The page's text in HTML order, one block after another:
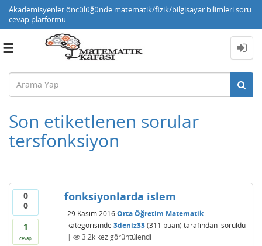
Akademisyenler öncülüğünde matematik/fizik/bilgisayar bilimleri soru
cevap platformu
Toggle
Son etiketlenen sorular
tersfonksiyon
0
0
1
cevap
fonksiyonlarda islem
29 Kasım 2016 Orta Öğretim Matematik
kategorisinde 3deniz33 (311 puan) tarafından soruldu
|
3.2kkez görüntülendi